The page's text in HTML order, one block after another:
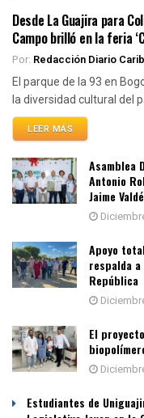
Desde La Guajira para
Campo brilló en la feria
Por: Redacción Diario
El parque de la 93 en
la diversidad cultural del
LEER MÁS
Asamblea
Antonio
Jaime
Apoyo
respalda
República
El
Estudiantes de